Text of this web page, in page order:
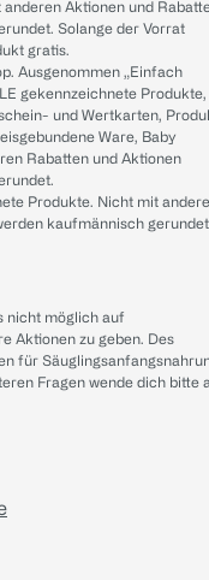
Aktionen und
Solange der Vorrat
gratis.
Ausgenommen „Einfach
gekennzeichnete Produkte,
und Wertkarten,
Ware, Baby
Rabatten und Aktionen
Produkte. Nicht mit
kaufmännisch
nicht möglich auf
Aktionen zu geben. Des
für
Fragen wende dich bitte